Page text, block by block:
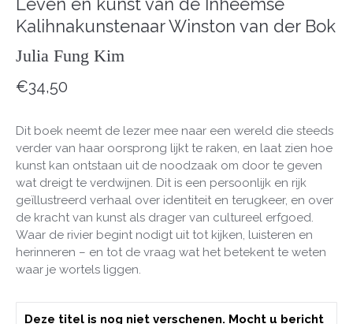
Kalihnakunstenaar Winston van der Bok
Julia Fung Kim
€34,50
Dit boek neemt de lezer mee naar een wereld die steeds
verder van haar oorsprong lijkt te raken, en laat zien hoe
kunst kan ontstaan uit de noodzaak om door te geven
wat dreigt te verdwijnen. Dit is een persoonlijk en rijk
geïllustreerd verhaal over identiteit en terugkeer, en over
de kracht van kunst als drager van cultureel erfgoed.
Waar de rivier begint nodigt uit tot kijken, luisteren en
herinneren – en tot de vraag wat het betekent te weten
waar je wortels liggen.
Deze titel is nog niet verschenen. Mocht u bericht